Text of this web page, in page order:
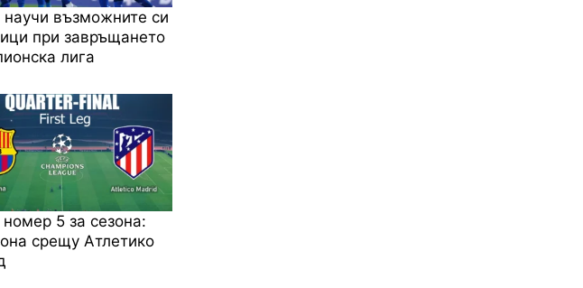
научи възможните си
при завръщането
лига
5 за сезона:
срещу Атлетико